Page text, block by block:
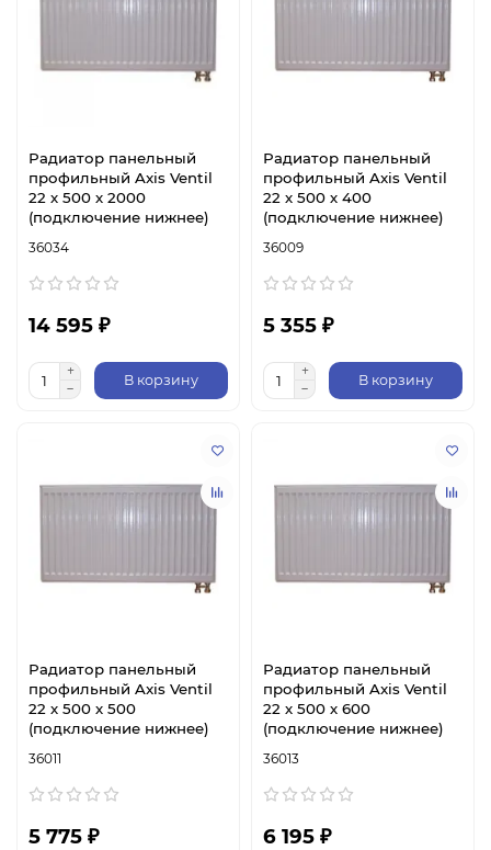
Радиатор панельный
профильный Axis Ventil
22 х 500 х 2000
(подключение нижнее)
36034
14 595 ₽
В корзину
Радиатор панельный
профильный Axis Ventil
22 х 500 х 400
(подключение нижнее)
36009
5 355 ₽
В корзину
Радиатор панельный
профильный Axis Ventil
22 х 500 х 500
(подключение нижнее)
36011
5 775 ₽
Радиатор панельный
профильный Axis Ventil
22 х 500 х 600
(подключение нижнее)
36013
6 195 ₽